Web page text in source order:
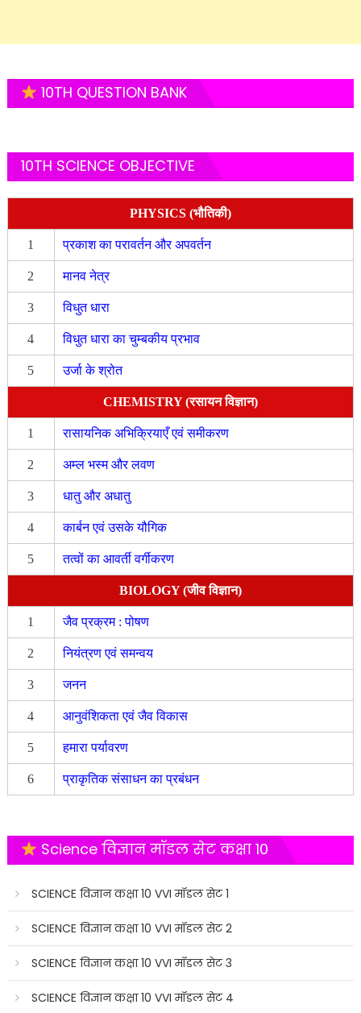
10TH QUESTION BANK
10TH SCIENCE OBJECTIVE
PHYSICS (भौतिकी)
1 प्रकाश का परावर्तन और अपवर्तन
2 मानव नेत्र
3 विधुत धारा
4 विधुत धारा का चुम्बकीय प्रभाव
5 उर्जा के श्रोत
CHEMISTRY (रसायन विज्ञान)
1 रासायनिक अभिक्रियाएँ एवं समीकरण
2 अम्ल भस्म और लवण
3 धातु और अधातु
4 कार्बन एवं उसके यौगिक
5 तत्वों का आवर्ती वर्गीकरण
BIOLOGY (जीव विज्ञान)
1 जैव प्रक्रम : पोषण
2 नियंत्रण एवं समन्वय
3 जनन
4 आनुवंशिकता एवं जैव विकास
5 हमारा पर्यावरण
6 प्राकृतिक संसाधन का प्रबंधन
Science विज्ञान मॉडल सेट कक्षा 10
SCIENCE विज्ञान कक्षा 10 VVI मॉडल सेट 1
SCIENCE विज्ञान कक्षा 10 VVI मॉडल सेट 2
SCIENCE विज्ञान कक्षा 10 VVI मॉडल सेट 3
SCIENCE विज्ञान कक्षा 10 VVI मॉडल सेट 4